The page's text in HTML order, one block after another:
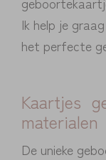
Ik help je
het perfecte
Kaartjes
materialen
De unieke